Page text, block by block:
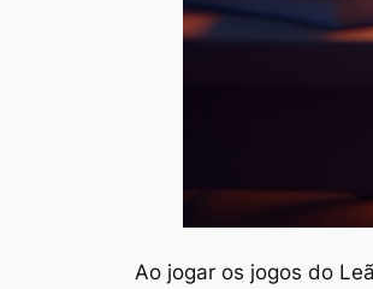
Ao jogar os jogos do